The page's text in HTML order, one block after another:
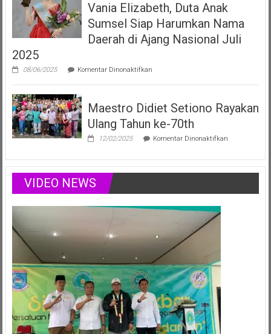
Duta
Sumsel
Menginspirasi
Modelling
Positif
Vania Elizabeth, Duta Anak
Sumsel Siap Harumkan Nama
Daerah di Ajang Nasional Juli
2025
08/06/2025 Komentar Dinonaktifkanpada
Elizabeth,
Anak
Siap
Harumkan
Ajang
Juli
Maestro Didiet Setiono Rayakan
Ulang Tahun ke-70th
12/02/2025 Komentar Dinonaktifkanpada
Setiono
Rayakan
Tahun
VIDEO NEWS